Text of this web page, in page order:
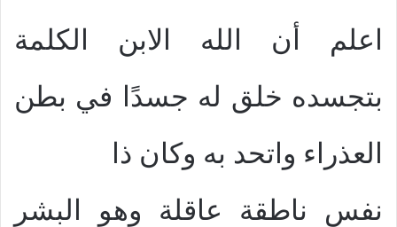
اعلم أن الله الابن الكلمة
بتجسده خلق له جسدًا في بطن
العذراء واتحد به وكان ذا
نفس ناطقة عاقلة وهو البشر